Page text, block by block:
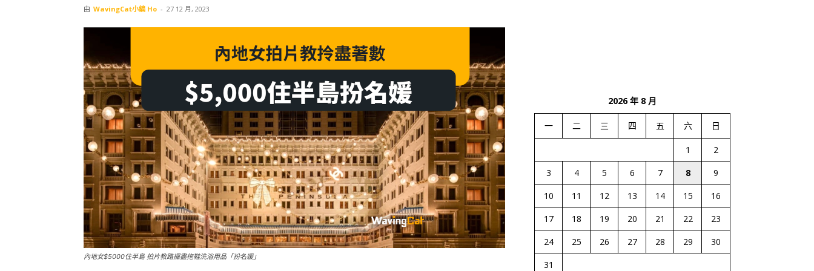
由 WavingCat小編 Ho - 27 12 月, 2023
內地女$5000住半島 拍片教路攞盡拖鞋洗浴用品「扮名媛」
2026 年 8 月
一 二 三 四 五 六 日
1
2
3
4 5 6 7 8
9
10
11 12 13 14 15
16
17
18 19 20 21 22
23
24
25 26 27 28 29
30
31